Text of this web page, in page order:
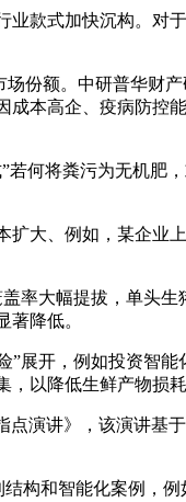
款式加快沉构。对于
份额。中研普华财产
本高企、疫病防控
将粪污为无机肥，
大、例如，某企业
大幅提拔，单头生
降低。
展开，例如投资智能
以降低生鲜产物损耗
演讲》，该演讲基
和智能化案例，例